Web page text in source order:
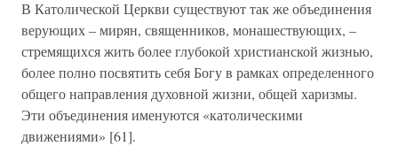
В Католической Церкви существуют так же объединения
верующих – мирян, священников, монашествующих, –
стремящихся жить более глубокой христианской жизнью,
более полно посвятить себя Богу в рамках определенного
общего направления духовной жизни, общей харизмы.
Эти объединения именуются «католическими
движениями» [61].